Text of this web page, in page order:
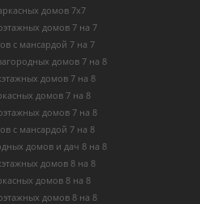
домов 7х7
домов 7 на 7
с мансардой 7 на 7
домов 7 на 8
домов 7 на 8
домов 7 на 8
домов 7 на 8
с мансардой 7 на 8
домов и дач 8 на 8
домов 8 на 8
домов 8 на 8
домов 8 на 8